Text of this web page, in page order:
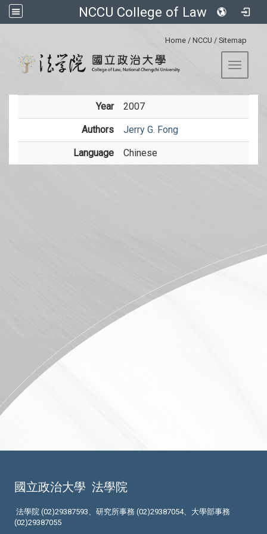
NCCU College of Law
Home / NCCU / Sitemap
Toggle
Year 2007
Authors Jerry G. Fong
Language Chinese
國立政治大學 法學院
法學院 (02)29387593、研究所事務 (02)29387054、大學部事務
(02)29387055